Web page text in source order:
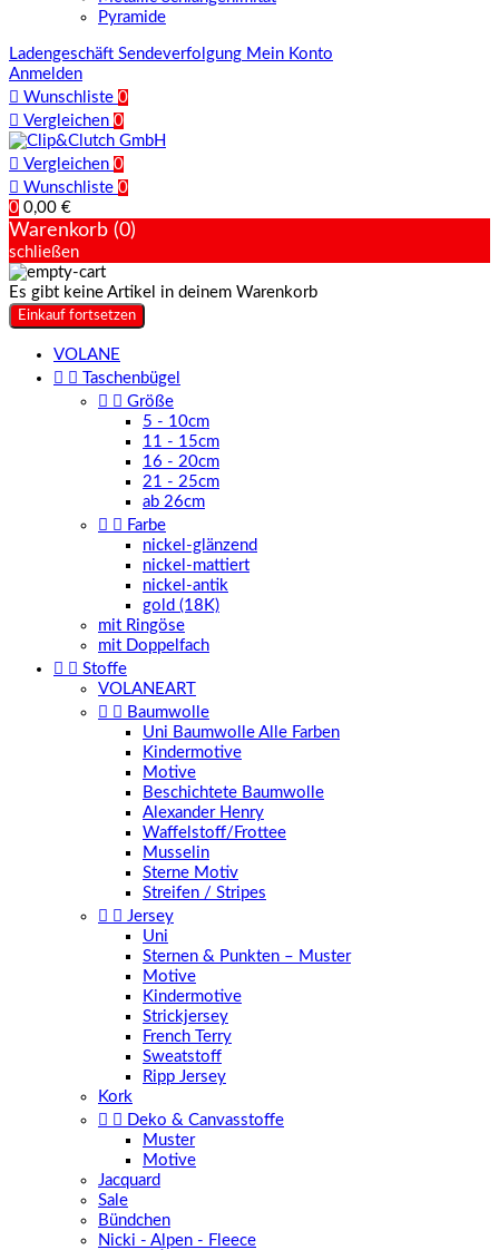
Pyramide
Ladengeschäft Sendeverfolgung Mein Konto
Anmelden
 Wunschliste 0
 Vergleichen 0
 Vergleichen 0
 Wunschliste 0
0 0,00 €
Warenkorb (0)
schließen
Es gibt keine Artikel in deinem Warenkorb
Einkauf fortsetzen
VOLANE
 
Taschenbügel
  Größe
5 - 10cm
11 - 15cm
16 - 20cm
21 - 25cm
ab 26cm
  Farbe
nickel-glänzend
nickel-mattiert
nickel-antik
gold (18K)
mit Ringöse
mit Doppelfach
  Stoffe
VOLANEART
  Baumwolle
Uni Baumwolle Alle Farben
Kindermotive
Motive
Beschichtete Baumwolle
Alexander Henry
Waffelstoff/Frottee
Musselin
Sterne Motiv
Streifen / Stripes
  Jersey
Uni
Sternen & Punkten – Muster
Motive
Kindermotive
Strickjersey
French Terry
Sweatstoff
Ripp Jersey
Kork
  Deko & Canvasstoffe
Muster
Motive
Jacquard
Sale
Bündchen
Nicki - Alpen - Fleece